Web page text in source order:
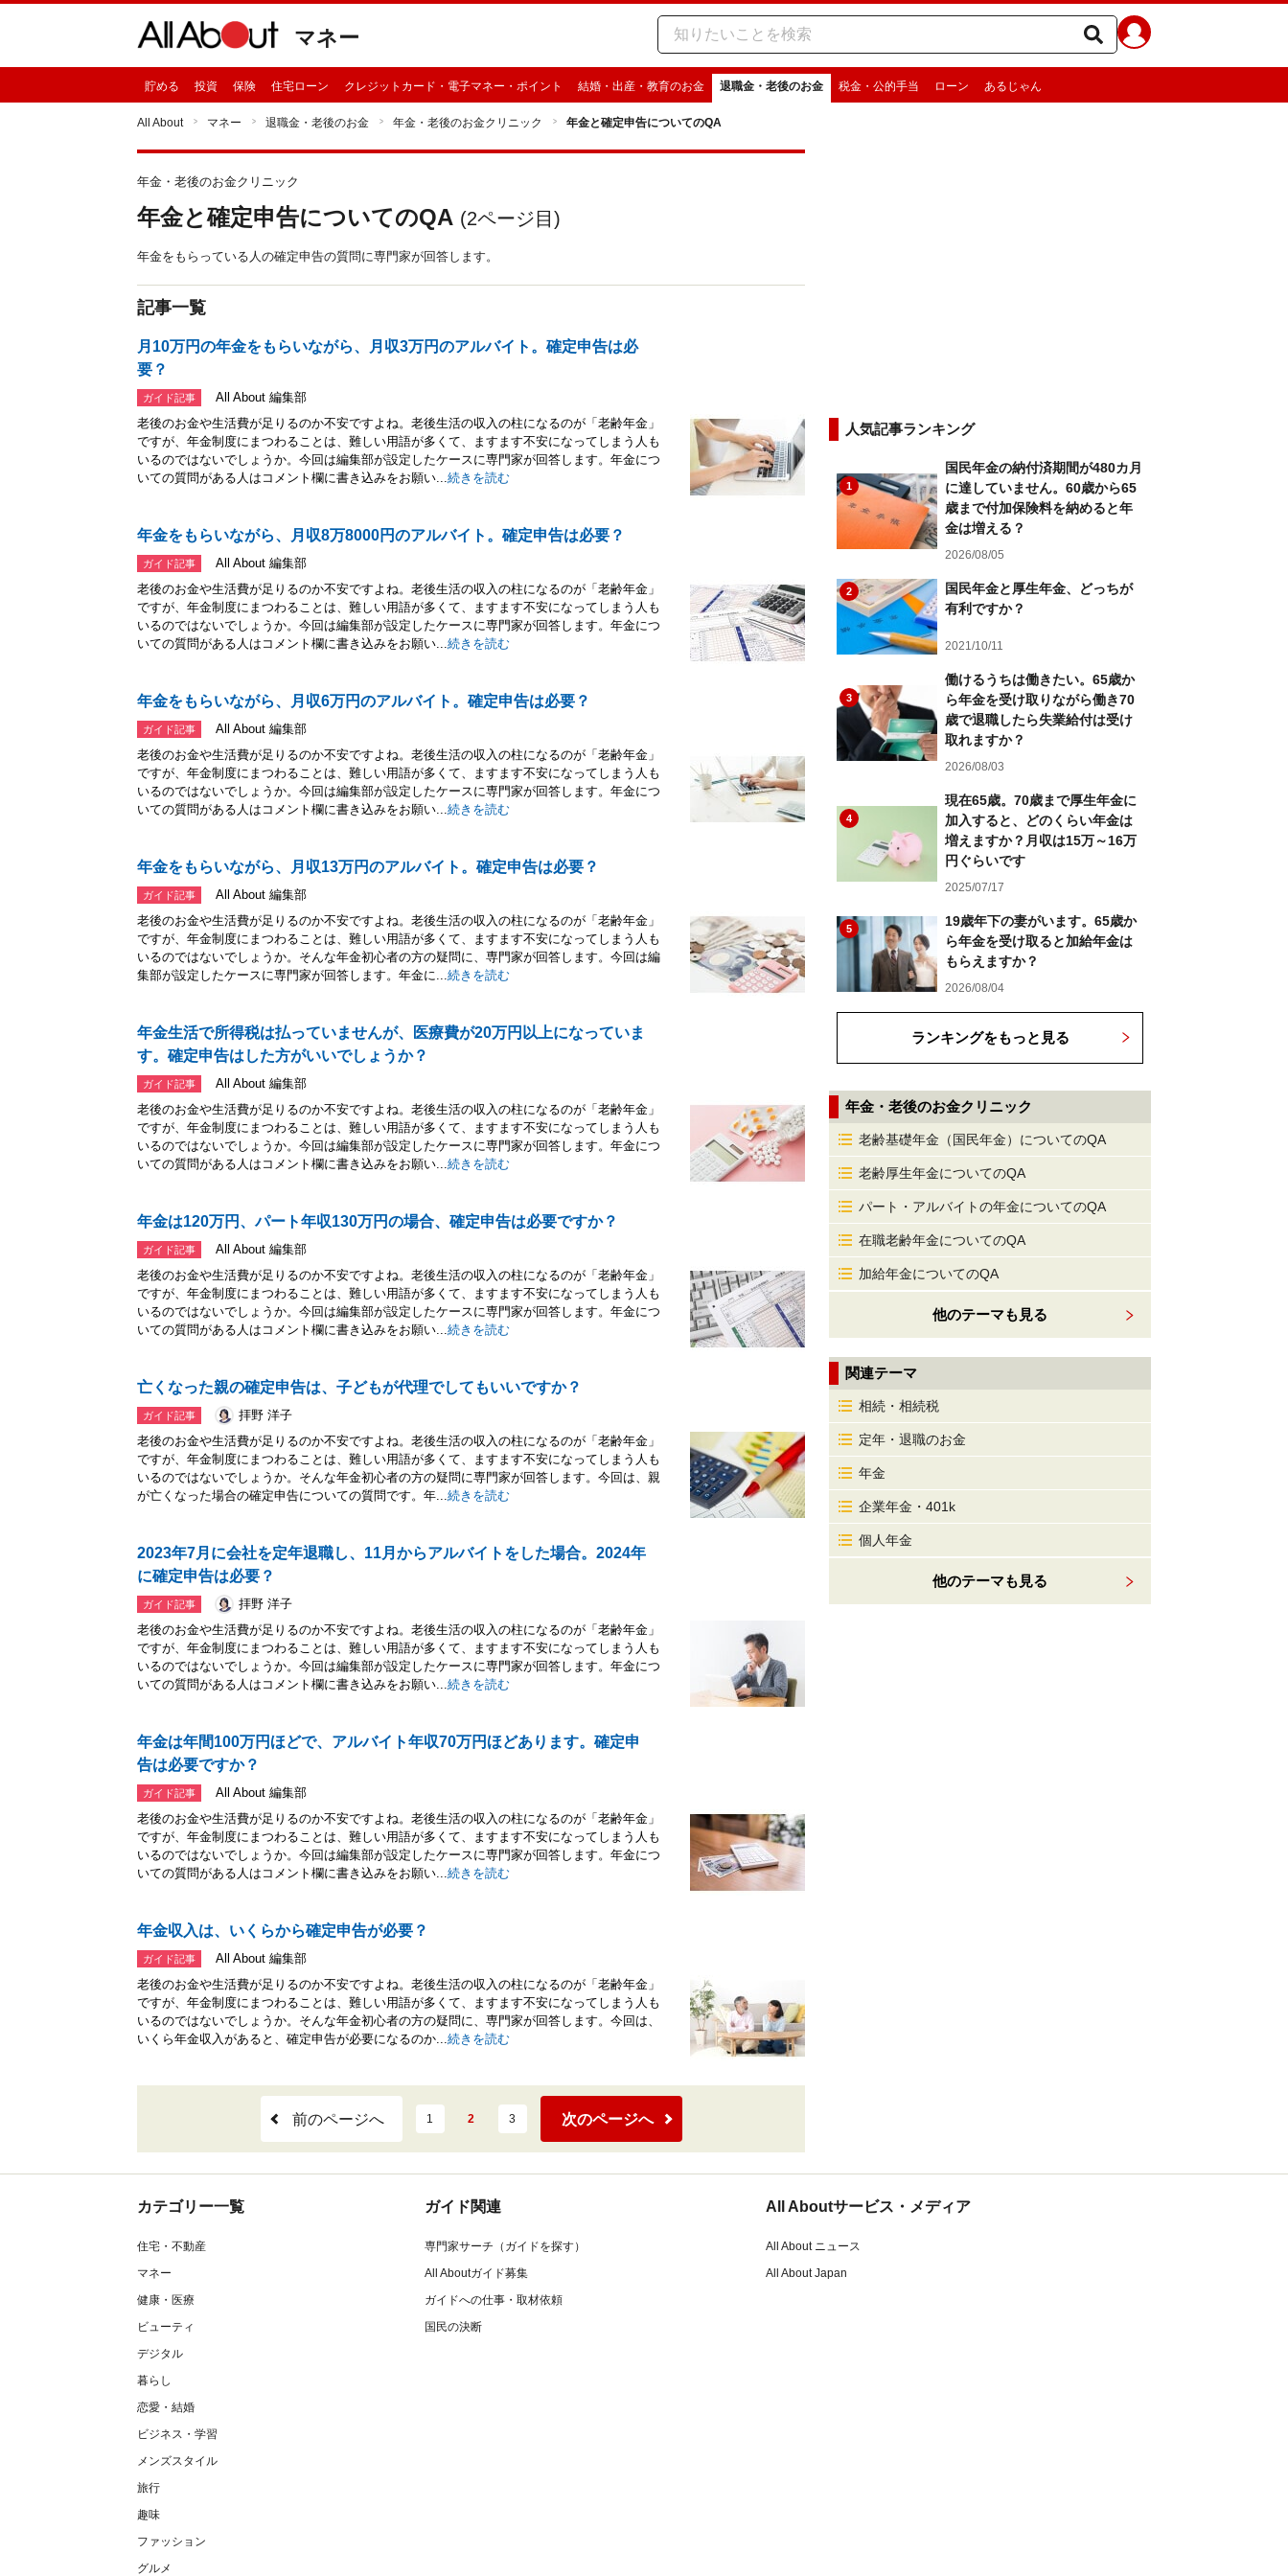
マネー
貯める 投資 保険 住宅ローン クレジットカード・電子マネー・ポイント 結婚・出産・教育のお金 退職金・老後のお金 税金・公的手当 ローン あるじゃん
All About マネー 退職金・老後のお金 年金・老後のお金クリニック 年金と確定申告についてのQA
年金・老後のお金クリニック
年金と確定申告についてのQA (2ページ目)
年金をもらっている人の確定申告の質問に専門家が回答します。
記事一覧
月10万円の年金をもらいながら、月収3万円のアルバイト。確定申告は必
要？
ガイド記事
All About 編集部
老後のお金や生活費が足りるのか不安ですよね。老後生活の収入の柱になるのが「老齢年金」
ですが、年金制度にまつわることは、難しい用語が多くて、ますます不安になってしまう人も
いるのではないでしょうか。今回は編集部が設定したケースに専門家が回答します。年金につ
いての質問がある人はコメント欄に書き込みをお願い...続きを読む
年金をもらいながら、月収8万8000円のアルバイト。確定申告は必要？
ガイド記事
All About 編集部
老後のお金や生活費が足りるのか不安ですよね。老後生活の収入の柱になるのが「老齢年金」
ですが、年金制度にまつわることは、難しい用語が多くて、ますます不安になってしまう人も
いるのではないでしょうか。今回は編集部が設定したケースに専門家が回答します。年金につ
いての質問がある人はコメント欄に書き込みをお願い...続きを読む
年金をもらいながら、月収6万円のアルバイト。確定申告は必要？
ガイド記事
All About 編集部
老後のお金や生活費が足りるのか不安ですよね。老後生活の収入の柱になるのが「老齢年金」
ですが、年金制度にまつわることは、難しい用語が多くて、ますます不安になってしまう人も
いるのではないでしょうか。今回は編集部が設定したケースに専門家が回答します。年金につ
いての質問がある人はコメント欄に書き込みをお願い...続きを読む
年金をもらいながら、月収13万円のアルバイト。確定申告は必要？
ガイド記事
All About 編集部
老後のお金や生活費が足りるのか不安ですよね。老後生活の収入の柱になるのが「老齢年金」
ですが、年金制度にまつわることは、難しい用語が多くて、ますます不安になってしまう人も
いるのではないでしょうか。そんな年金初心者の方の疑問に、専門家が回答します。今回は編
集部が設定したケースに専門家が回答します。年金に...続きを読む
年金生活で所得税は払っていませんが、医療費が20万円以上になっていま
す。確定申告はした方がいいでしょうか？
ガイド記事
All About 編集部
老後のお金や生活費が足りるのか不安ですよね。老後生活の収入の柱になるのが「老齢年金」
ですが、年金制度にまつわることは、難しい用語が多くて、ますます不安になってしまう人も
いるのではないでしょうか。今回は編集部が設定したケースに専門家が回答します。年金につ
いての質問がある人はコメント欄に書き込みをお願い...続きを読む
年金は120万円、パート年収130万円の場合、確定申告は必要ですか？
ガイド記事
All About 編集部
老後のお金や生活費が足りるのか不安ですよね。老後生活の収入の柱になるのが「老齢年金」
ですが、年金制度にまつわることは、難しい用語が多くて、ますます不安になってしまう人も
いるのではないでしょうか。今回は編集部が設定したケースに専門家が回答します。年金につ
いての質問がある人はコメント欄に書き込みをお願い...続きを読む
亡くなった親の確定申告は、子どもが代理でしてもいいですか？
ガイド記事
拝野 洋子
老後のお金や生活費が足りるのか不安ですよね。老後生活の収入の柱になるのが「老齢年金」
ですが、年金制度にまつわることは、難しい用語が多くて、ますます不安になってしまう人も
いるのではないでしょうか。そんな年金初心者の方の疑問に専門家が回答します。今回は、親
が亡くなった場合の確定申告についての質問です。年...続きを読む
2023年7月に会社を定年退職し、11月からアルバイトをした場合。2024年
に確定申告は必要？
ガイド記事
拝野 洋子
老後のお金や生活費が足りるのか不安ですよね。老後生活の収入の柱になるのが「老齢年金」
ですが、年金制度にまつわることは、難しい用語が多くて、ますます不安になってしまう人も
いるのではないでしょうか。今回は編集部が設定したケースに専門家が回答します。年金につ
いての質問がある人はコメント欄に書き込みをお願い...続きを読む
年金は年間100万円ほどで、アルバイト年収70万円ほどあります。確定申
告は必要ですか？
ガイド記事
All About 編集部
老後のお金や生活費が足りるのか不安ですよね。老後生活の収入の柱になるのが「老齢年金」
ですが、年金制度にまつわることは、難しい用語が多くて、ますます不安になってしまう人も
いるのではないでしょうか。今回は編集部が設定したケースに専門家が回答します。年金につ
いての質問がある人はコメント欄に書き込みをお願い...続きを読む
年金収入は、いくらから確定申告が必要？
ガイド記事
All About 編集部
老後のお金や生活費が足りるのか不安ですよね。老後生活の収入の柱になるのが「老齢年金」
ですが、年金制度にまつわることは、難しい用語が多くて、ますます不安になってしまう人も
いるのではないでしょうか。そんな年金初心者の方の疑問に、専門家が回答します。今回は、
いくら年金収入があると、確定申告が必要になるのか...続きを読む
前のページへ 1 2 3 次のページへ
人気記事ランキング
1
国民年金の納付済期間が480カ月
に達していません。60歳から65
歳まで付加保険料を納めると年
金は増える？
2026/08/05
2
国民年金と厚生年金、どっちが
有利ですか？
2021/10/11
3
働けるうちは働きたい。65歳か
ら年金を受け取りながら働き70
歳で退職したら失業給付は受け
取れますか？
2026/08/03
4
現在65歳。70歳まで厚生年金に
加入すると、どのくらい年金は
増えますか？月収は15万～16万
円ぐらいです
2025/07/17
5
19歳年下の妻がいます。65歳か
ら年金を受け取ると加給年金は
もらえますか？
2026/08/04
ランキングをもっと見る
年金・老後のお金クリニック
老齢基礎年金（国民年金）についてのQA
老齢厚生年金についてのQA
パート・アルバイトの年金についてのQA
在職老齢年金についてのQA
加給年金についてのQA
他のテーマも見る
関連テーマ
相続・相続税
定年・退職のお金
年金
企業年金・401k
個人年金
他のテーマも見る
カテゴリー一覧
住宅・不動産
マネー
健康・医療
ビューティ
デジタル
暮らし
恋愛・結婚
ビジネス・学習
メンズスタイル
旅行
趣味
ファッション
グルメ
ガイド関連
専門家サーチ（ガイドを探す）
All Aboutガイド募集
ガイドへの仕事・取材依頼
国民の決断
All Aboutサービス・メディア
All About ニュース
All About Japan